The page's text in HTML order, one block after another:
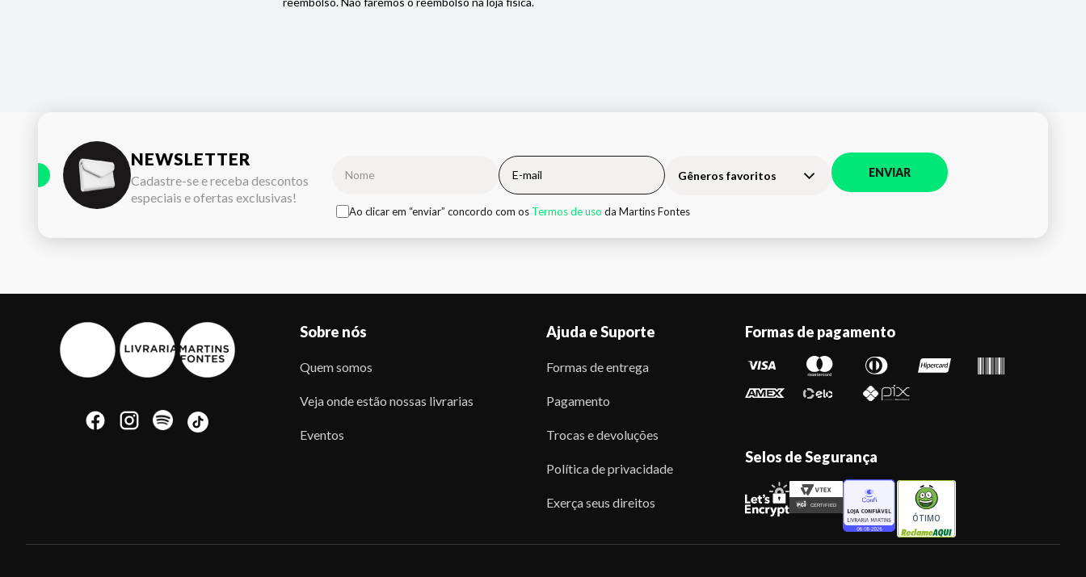
NEWSLETTER
Cadastre-se e receba descontos
especiais e ofertas exclusivas!
Gêneros favoritos ENVIAR
Ao clicar em “enviar” concordo com os Termos de uso da Martins Fontes
Sobre nós
Quem somos
Veja onde estão nossas livrarias
Eventos
Ajuda e Suporte
Formas de entrega
Pagamento
Trocas e devoluções
Política de privacidade
Exerça seus direitos
Formas de pagamento
Selos de Segurança
ÓTIMO